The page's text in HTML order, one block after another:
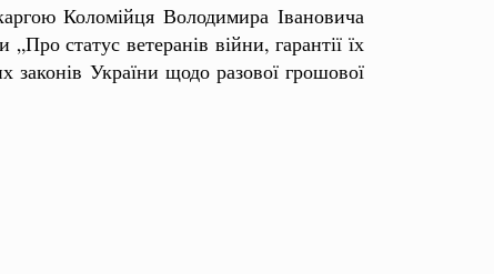
Коломійця Володимира Івановича
статус ветеранів війни, гарантії їх
законів України щодо разової грошової